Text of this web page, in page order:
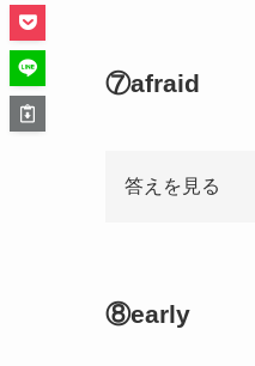
⑦afraid
答えを見る
⑧early